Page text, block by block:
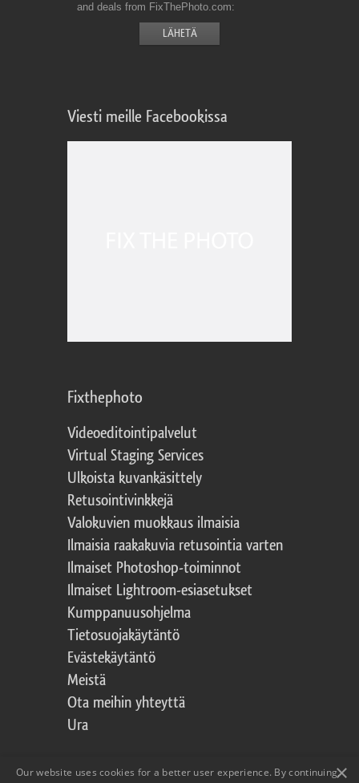
and deals from FixThePhoto.com
Viesti meille Facebookissa
Fixthephoto
Videoeditointipalvelut
Virtual Staging Services
Ulkoista kuvankäsittely
Retusointivinkkejä
Valokuvien muokkaus ilmaisia
Ilmaisia raakakuvia retusointia varten
Ilmaiset Photoshop-toiminnot
Ilmaiset Lightroom-esiasetukset
Kumppanuusohjelma
Tietosuojakäytäntö
Evästekäytäntö
Meistä
Ota meihin yhteyttä
Ura
×
Our website uses cookies for a better user experience. By continuing,